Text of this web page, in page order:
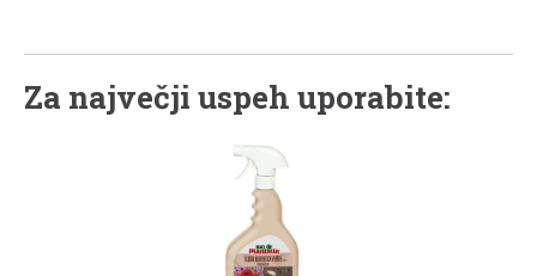
Za največji uspeh uporabite: